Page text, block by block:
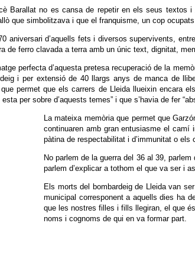
Barallat no es cansa de repetir en els seus textos
que simbolitzava i que el franquisme, un cop
aniversari d’aquells fets i diversos supervivents,
de ferro clavada a terra amb un únic text, dignitat,
perfecta d’aquesta pretesa recuperació de la
i per extensió de 40 llargs anys de manca de
permet que els carrers de Lleida llueixin encara
per sobre d’aquests temes” i que s’havia de fer
La mateixa memòria que permet que
continuaren amb gran entusiasme el camí
pàtina de respectabilitat i d’immunitat o
No parlem de la guerra del 36 al 39,
parlem d’explicar a tothom el que va ser i
Els morts del bombardeig de Lleida van
municipal corresponent a aquells dies ha
que les nostres filles i fills llegiran, el que
noms i cognoms de qui en va formar part.